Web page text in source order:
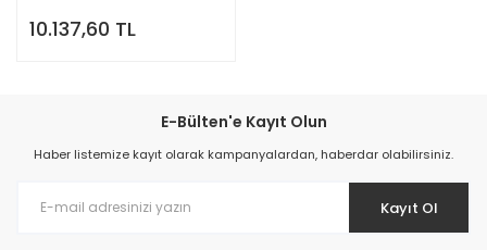
10.137,60 TL
E-Bülten'e Kayıt Olun
Haber listemize kayıt olarak kampanyalardan, haberdar olabilirsiniz.
Kayıt Ol